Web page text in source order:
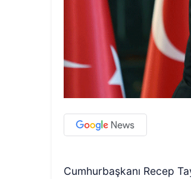
Cumhurbaşkanı Recep